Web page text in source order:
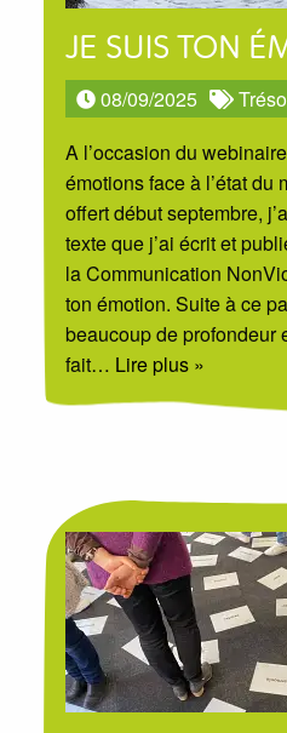
JE SUIS TON
08/09/2025
A l’occasion du
émotions face à l’état du
offert début septembre,
texte que j’ai écrit et
la Communication
ton émotion. Suite à ce
beaucoup de profondeur
fait… Lire plus »